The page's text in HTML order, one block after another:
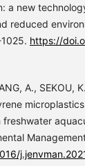
a new
reduced
https://
A., SEKOU,